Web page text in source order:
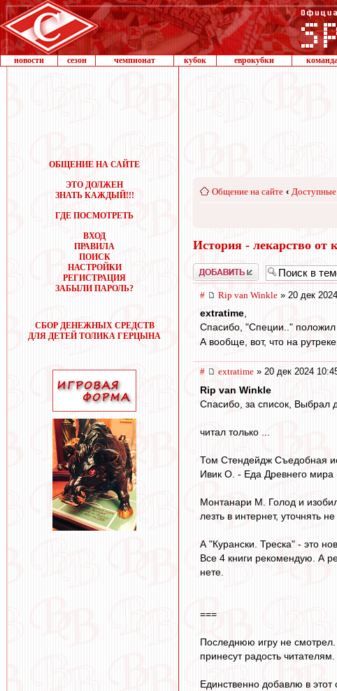
новости сезон чемпионат кубок еврокубки
ОБЩЕНИЕ НА САЙТЕ
ЭТО ДОЛЖЕН
ЗНАТЬ КАЖДЫЙ!!!
ГДЕ ПОСМОТРЕТЬ
ВХОД
ПРАВИЛА
ПОИСК
НАСТРОЙКИ
РЕГИСТРАЦИЯ
ЗАБЫЛИ ПАРОЛЬ?
СБОР ДЕНЕЖНЫХ СРЕДСТВ
ДЛЯ ДЕТЕЙ ТОЛИКА ГЕРЦЫНА
Общение на сайте ‹
История - лекарство от
Добавить
# Rip van Winkle » 20 дек
extratime,
Спасибо, "Специи.." положил
А вообще, вот, что на
# extratime » 20 дек 2024
Rip van Winkle
Cпасибо, за список, Выбрал
читал только ...
Том Стендейдж Съедобная
Ивик О. - Еда Древнего мира
Монтанари М. Голод и
лезть в интернет, уточнять не
А "Курански. Треска" - это
Все 4 книги рекомендую. А
нете.
===
Последнюю игру не смотрел.
принесут радость читателям.
Единственно добавлю в